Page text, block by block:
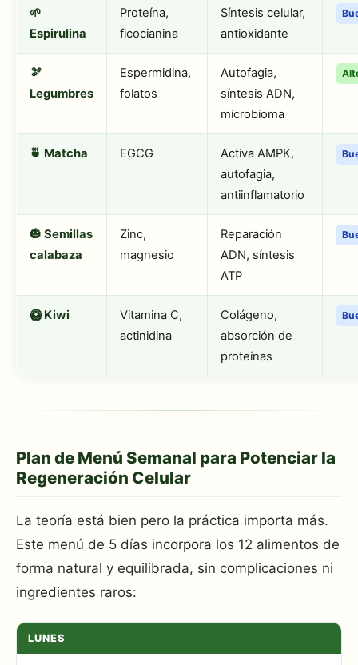
🌱
Espirulina
Proteína,
ficocianina
Síntesis celular,
antioxidante
🫘
Legumbres
Espermidina,
folatos
Autofagia,
síntesis ADN,
microbioma
🍵 Matcha EGCG
Activa AMPK,
autofagia,
antiinflamatorio
🎃 Semillas
calabaza
Zinc,
magnesio
Reparación
ADN, síntesis
ATP
🥝 Kiwi
Vitamina C,
actinidina
Colágeno,
absorción de
proteínas
Plan de Menú Semanal para Potenciar la
Regeneración Celular
La teoría está bien pero la práctica importa más.
Este menú de 5 días incorpora los 12 alimentos de
forma natural y equilibrada, sin complicaciones ni
ingredientes raros:
LUNES